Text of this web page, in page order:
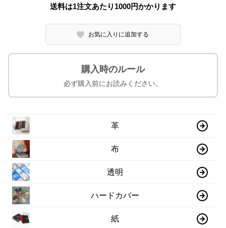
送料は1注文あたり 1000円かかります
お気に入りに追加する
購入時のルール
必ず購入前にお読みください。
革
布
透明
ハードカバー
紙